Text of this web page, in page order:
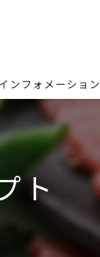
インフォメーション
ト